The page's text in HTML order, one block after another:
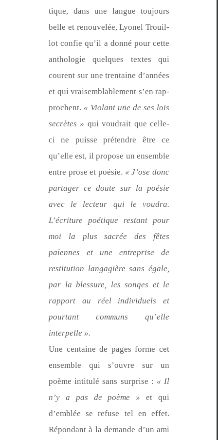
tique, dans une langue tou­jours
belle et renou­velée, Lyonel Trouil­
lot con­fie qu’il a don­né pour cette
antholo­gie quelques textes qui
courent sur une trentaine d’an­nées
et qui vraisem­blable­ment s’en rap­
prochent. « Violant une de ses lois
secrètes » qui voudrait que celle-
ci ne puisse pré­ten­dre être ce
qu’elle est, il pro­pose un ensem­ble
entre prose et poésie. « J’ose donc
partager ce doute sur la poésie
avec le lecteur qui le voudra.
L’écri­t­ure poé­tique restant pour
moi la plus sacrée des fêtes
païennes et une entre­prise de
resti­tu­tion lan­gag­ière sans égale,
par la blessure, les songes et le
rap­port au réel indi­vidu­els et
pour­tant com­muns qu’elle
interpelle ».
Une cen­taine de pages forme cet
ensem­ble qui s’ou­vre sur un
poème inti­t­ulé sans sur­prise : « Il
n’y a pas de poème » et qui
d’emblée se refuse tel en effet.
Répon­dant à la demande d’un ami